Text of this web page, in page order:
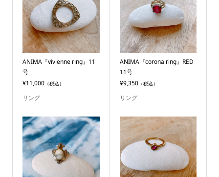
ANIMA『vivienne ring』11
号
¥11,000（税込）
リング
ANIMA『corona ring』RED
11号
¥9,350（税込）
リング